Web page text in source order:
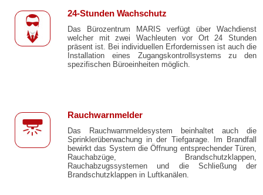
24-Stunden Wachschutz
Das Bürozentrum MARIS verfügt über Wachdienst
welcher mit zwei Wachleuten vor Ort 24 Stunden
präsent ist. Bei individuellen Erfordernissen ist auch die
Installation eines Zugangskontrollsystems zu den
spezifischen Büroeinheiten möglich.
Rauchwarnmelder
Das Rauchwarnmeldesystem beinhaltet auch die
Sprinklerüberwachung in der Tiefgarage. Im Brandfall
bewirkt das System die Öffnung entsprechender Türen,
Rauchabzüge, Brandschutzklappen,
Rauchabzugssystemen und die Schließung der
Brandschutzklappen in Luftkanälen.